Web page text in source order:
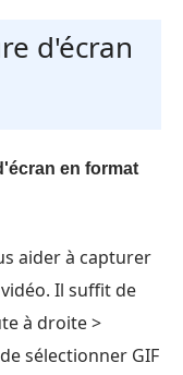
d'écran
en format
aider à capturer
Il suffit de
à droite >
sélectionner GIF